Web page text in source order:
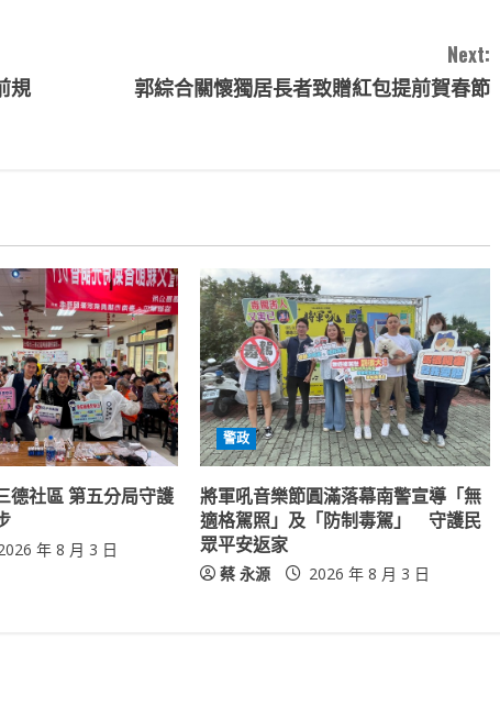
規
Next:
郭綜合關懷獨居長者致贈紅包提前賀春節
德社區 第五分局守護
年 8 月 3 日
警政
將軍吼音樂節圓滿落幕南警宣導「無
適格駕照」及「防制毒駕」 守護民
眾平安返家
蔡 永源 2026 年 8 月 3 日